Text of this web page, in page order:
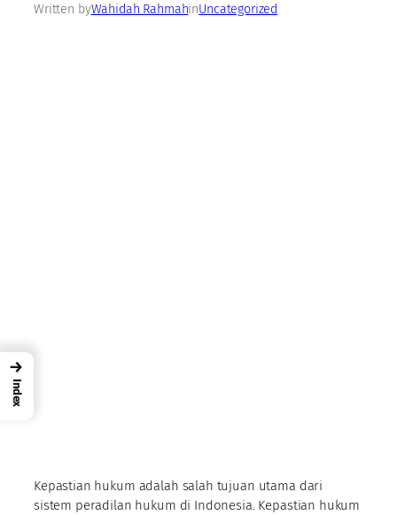
Written byWahidah RahmahinUncategorized
Kepastian hukum adalah salah tujuan utama dari
sistem peradilan hukum di Indonesia. Kepastian hukum
→
Index